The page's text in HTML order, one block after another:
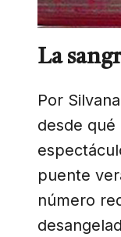
La
Por
desde qué
puente
número